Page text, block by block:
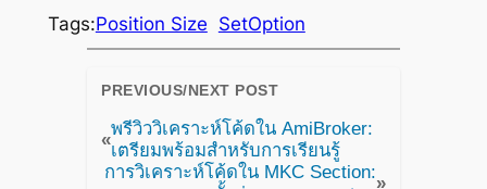
Tags:Position Size SetOption
PREVIOUS/NEXT POST
«
พรีวิววิเคราะห์โค้ดใน AmiBroker:
เตรียมพร้อมสำหรับการเรียนรู้
การวิเคราะห์โค้ดใน MKC Section:
»